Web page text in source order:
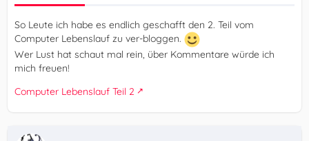
So Leute ich habe es endlich geschafft den 2. Teil vom
Computer Lebenslauf zu ver-bloggen.
Wer Lust hat schaut mal rein, über Kommentare würde ich
mich freuen!
Computer Lebenslauf Teil 2